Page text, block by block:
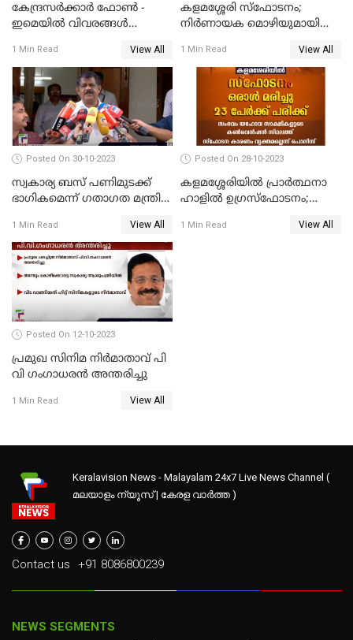
കേന്ദ്രസര്‍ക്കാര്‍ ഫോണ്‍ -
ഇമെയില്‍ വിവരങ്ങള്‍
പ്രതിപക്ഷ നേതാക്കള്‍
1 Min Read View All
കളമശ്ശേരി സ്ഫോടനം;
നിർണായക മൊഴിയുമായി
കോൾ വിവരങ്ങൾ തേടി
പൊലീസ്
1 Min Read View All
Posted On 30-10-2023
സ്വകാര്യ ബസ് പണിമുടക്ക്
ഭാഗികമെന്ന് ഗതാഗത മന്ത്രി
1 Min Read View All
Posted On 28-10-2023
കളമശ്ശേരിയിൽ പ്രാർത്ഥനാ
ഹാളിൽ ഉഗ്രസ്‌ഫോടനം;
പേരുടെ നില ഗുരുതരം
1 Min Read View All
Posted On 12-10-2023
പ്രമുഖ സിനിമ നിർമാതാവ് പി
വി ഗംഗാധരൻ അന്തരിച്ചു
1 Min Read View All
Keralavision News - Malayalam 24x7 Live News Channel (
മലയാളം ന്യൂസ് | കേരള വാർത്ത )
Contact us +91 8086800239
NEWS SEGMENTS